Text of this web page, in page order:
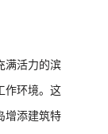
满活力的滨
作环境。这
增添建筑特